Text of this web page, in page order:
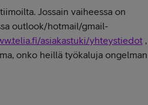
Jossain vaiheessa on
outlook/hotmail/gmail-
asiakastuki/yhteystiedot ,
onko heillä työkaluja ongelman